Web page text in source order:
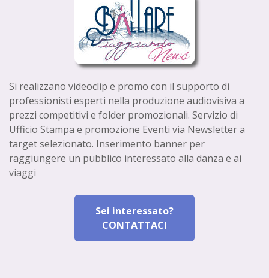
Si realizzano videoclip e promo con il supporto di
professionisti esperti nella produzione audiovisiva a
prezzi competitivi e folder promozionali. Servizio di
Ufficio Stampa e promozione Eventi via Newsletter a
target selezionato. Inserimento banner per
raggiungere un pubblico interessato alla danza e ai
viaggi
Sei interessato?
CONTATTACI